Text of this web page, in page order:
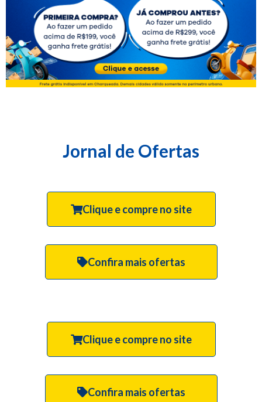
Jornal de Ofertas
Clique e compre no site
Confira mais ofertas
Clique e compre no site
Confira mais ofertas